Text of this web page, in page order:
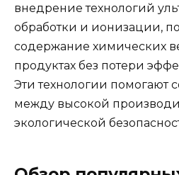
внедрение технологий
обработки и ионизации,
содержание химических
продуктах без потери
Эти технологии помогают
между высокой
экологической